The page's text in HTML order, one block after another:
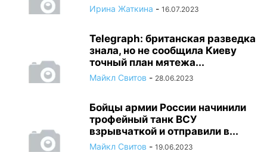
Ирина Жаткина - 16.07.2023
Telegraph: британская разведка
знала, но не сообщила Киеву
точный план мятежа...
Майкл Свитов - 28.06.2023
Бойцы армии России начинили
трофейный танк ВСУ
взрывчаткой и отправили в...
Майкл Свитов - 19.06.2023